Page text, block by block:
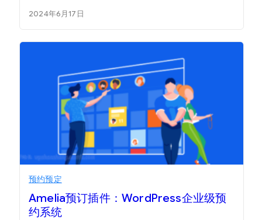
2024年6月17日
预约预定
Amelia预订插件：WordPress企业级预
约系统